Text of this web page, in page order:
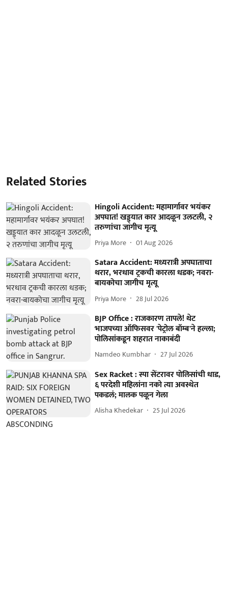
Related Stories
Hingoli Accident: महामार्गावर भयंकर
अपघात! खड्ड्यात कार आदळून उलटली, २
तरुणांचा जागीच मृत्यू
Priya More 01 Aug 2026
Satara Accident: मध्यरात्री अपघाताचा
थरार, भरधाव ट्रकची कारला धडक; नवरा-
बायकोचा जागीच मृत्यू
Priya More 28 Jul 2026
BJP Office : राजकारण तापले! थेट
भाजपच्या ऑफिसवर 'पेट्रोल बॉम्ब'ने हल्ला;
पोलिसांकडून शहरात नाकाबंदी
Namdeo Kumbhar 27 Jul 2026
Sex Racket : स्पा सेंटरावर पोलिसांची धाड,
६ परदेशी महिलांना नको त्या अवस्थेत
पकडलं; मालक पळून गेला
Alisha Khedekar 25 Jul 2026